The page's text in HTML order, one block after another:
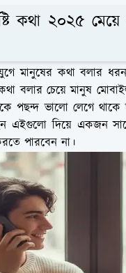
কথা ২০২৫
মানুষের কথা বলার
বলার চেয়ে মানুষ
পছন্দ ভালো লেগে থাকে
এইগুলো দিয়ে একজন
পারবেন না।